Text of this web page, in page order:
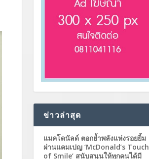
ข่าวล่าสุด
แมคโดนัลด์ ตอกย้ำพลังแห่งรอยยิ้ม
ผ่านแคมเปญ ‘McDonald’s Touch
of Smile’ สนับสนุนให้ทุกคนได้มี